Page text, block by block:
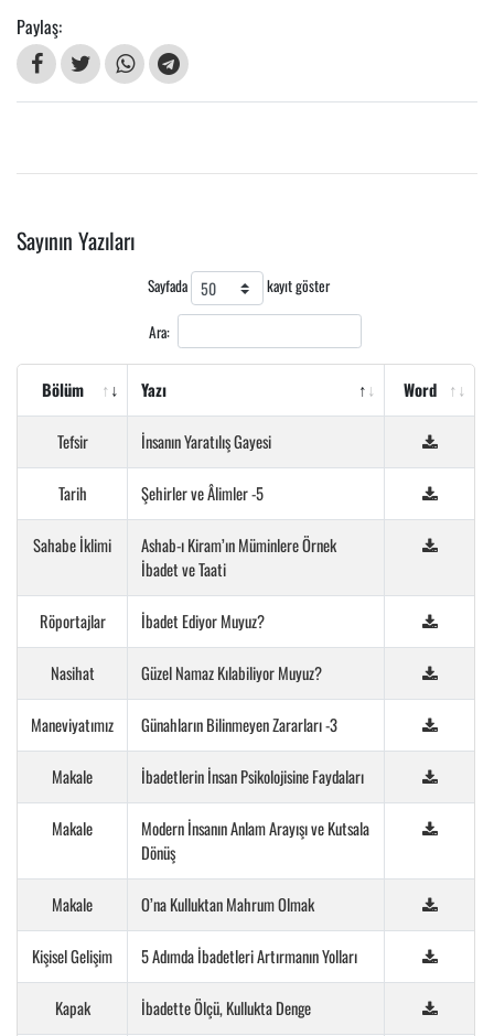
Paylaş:
Sayının Yazıları
Sayfada kayıt göster
Ara:
Bölüm Yazı Word
Tefsir İnsanın Yaratılış Gayesi
Tarih Şehirler ve Âlimler -5
Sahabe İklimi
Ashab-ı Kiram’ın Müminlere Örnek
İbadet ve Taati
Röportajlar İbadet Ediyor Muyuz?
Nasihat Güzel Namaz Kılabiliyor Muyuz?
Maneviyatımız Günahların Bilinmeyen Zararları -3
Makale İbadetlerin İnsan Psikolojisine Faydaları
Makale
Modern İnsanın Anlam Arayışı ve Kutsala
Dönüş
Makale O’na Kulluktan Mahrum Olmak
Kişisel Gelişim 5 Adımda İbadetleri Artırmanın Yolları
Kapak İbadette Ölçü, Kullukta Denge